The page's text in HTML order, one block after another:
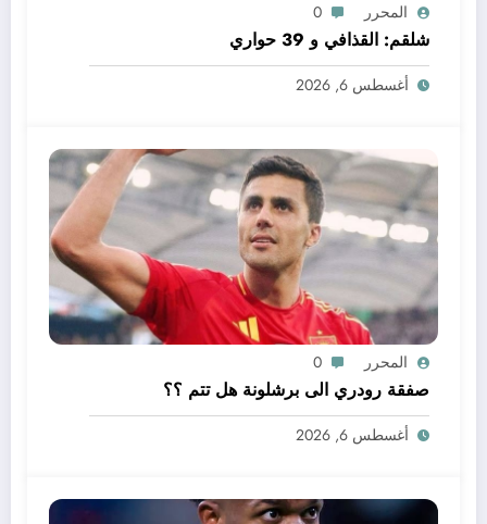
المحرر 0
شلقم: القذافي و 39 حواري
أغسطس 6, 2026
المحرر 0
صفقة رودري الى برشلونة هل تتم ؟؟
أغسطس 6, 2026